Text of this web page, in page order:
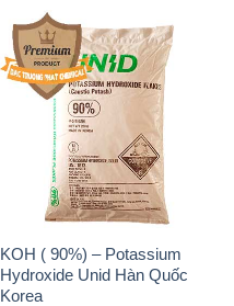
KOH ( 90%) – Potassium
Hydroxide Unid Hàn Quốc
Korea